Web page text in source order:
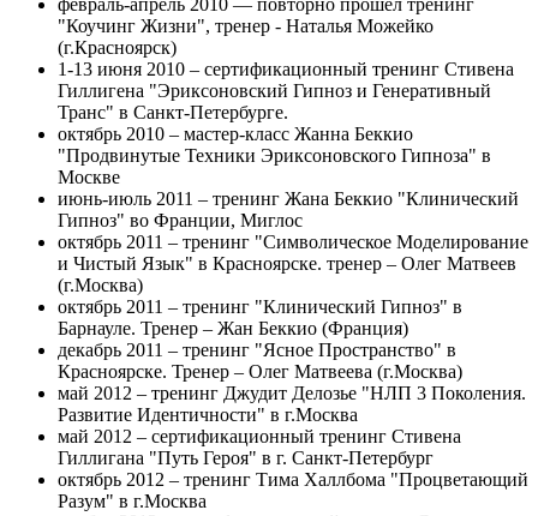
февраль-апрель 2010 — повторно прошел тренинг
"Коучинг Жизни", тренер - Наталья Можейко
(г.Красноярск)
1-13 июня 2010 – сертификационный тренинг Стивена
Гиллигена "Эриксоновский Гипноз и Генеративный
Транс" в Санкт-Петербурге.
октябрь 2010 – мастер-класс Жанна Беккио
"Продвинутые Техники Эриксоновского Гипноза" в
Москве
июнь-июль 2011 – тренинг Жана Беккио "Клинический
Гипноз" во Франции, Миглос
октябрь 2011 – тренинг "Символическое Моделирование
и Чистый Язык" в Красноярске. тренер – Олег Матвеев
(г.Москва)
октябрь 2011 – тренинг "Клинический Гипноз" в
Барнауле. Тренер – Жан Беккио (Франция)
декабрь 2011 – тренинг "Ясное Пространство" в
Красноярске. Тренер – Олег Матвеева (г.Москва)
май 2012 – тренинг Джудит Делозье "НЛП 3 Поколения.
Развитие Идентичности" в г.Москва
май 2012 – сертификационный тренинг Стивена
Гиллигана "Путь Героя" в г. Санкт-Петербург
октябрь 2012 – тренинг Тима Халлбома "Процветающий
Разум" в г.Москва